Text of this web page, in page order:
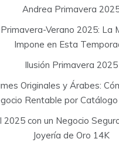
:
Andrea Primavera
Verano 2025: La
Impone en Esta
Ilusión Primavera 2025
Originales y Árabes:
Rentable por
2025 con un Negocio
Joyería de Oro 14K